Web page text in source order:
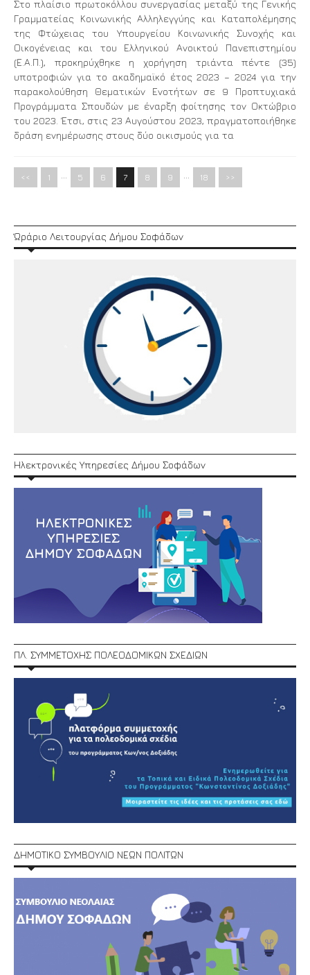
Στο πλαίσιο πρωτοκόλλου συνεργασίας μεταξύ της Γενικής
Γραμματείας Κοινωνικής Αλληλεγγύης και Καταπολέμησης
της Φτώχειας του Υπουργείου Κοινωνικής Συνοχής και
Οικογένειας και του Ελληνικού Ανοικτού Πανεπιστημίου
(Ε.Α.Π.), προκηρύχθηκε η χορήγηση τριάντα πέντε (35)
υποτροφιών για το ακαδημαϊκό έτος 2023 – 2024 για την
παρακολούθηση Θεματικών Ενοτήτων σε 9 Προπτυχιακά
Προγράμματα Σπουδών με έναρξη φοίτησης τον Οκτώβριο
του 2023. Έτσι, στις 23 Αυγούστου 2023, πραγματοποιήθηκε
δράση ενημέρωσης στους δύο οικισμούς για τα
<< 1 5 6 7 8 9 18 >>
Ώράριο Λειτουργίας Δήμου Σοφάδων
Ηλεκτρονικές Υπηρεσίες Δήμου Σοφάδων
ΠΛ. ΣΥΜΜΕΤΟΧΗΣ ΠΟΛΕΟΔΟΜΙΚΩΝ ΣΧΕΔΙΩΝ
ΔΗΜΟΤΙΚΟ ΣΥΜΒΟΥΛΙΟ ΝΕΩΝ ΠΟΛΙΤΩΝ